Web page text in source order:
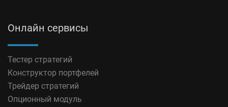
Онлайн сервисы
Тестер стратегий
Конструктор портфелей
Трейдер стратегий
Опционный модуль